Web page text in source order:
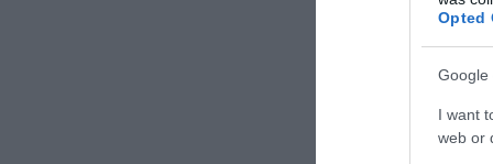
Opted
Google
I want
web or